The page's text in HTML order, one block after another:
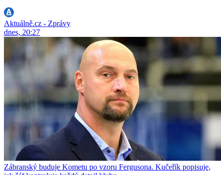
Aktuálně.cz - Zprávy
dnes, 20:27
Zábranský buduje Kometu po vzoru Fergusona. Kučeřík popisuje,